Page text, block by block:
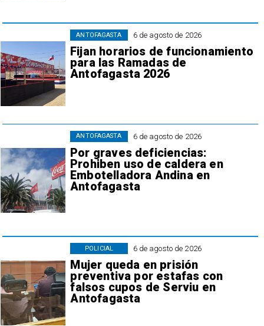
6 de agosto de 2026
Fijan horarios de funcionamiento
para las Ramadas de
Antofagasta 2026
ANTOFAGASTA
6 de agosto de 2026
Por graves deficiencias:
Prohiben uso de caldera en
Embotelladora Andina en
Antofagasta
ANTOFAGASTA
6 de agosto de 2026
Mujer queda en prisión
preventiva por estafas con
falsos cupos de Serviu en
Antofagasta
POLICIAL